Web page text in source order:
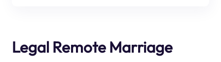
Legal Remote Marriage